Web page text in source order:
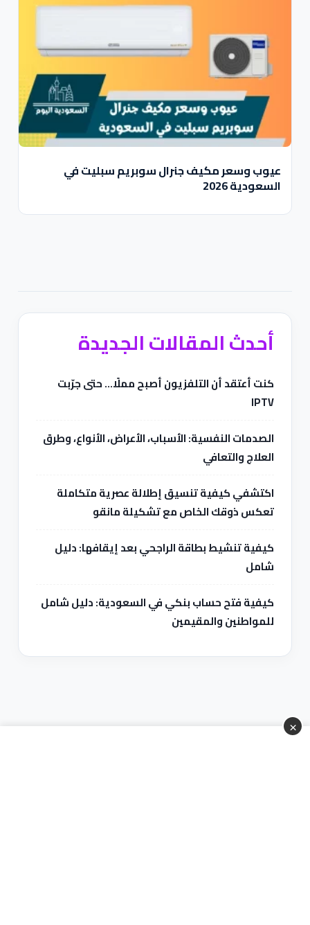
عيوب وسعر مكيف جنرال سوبريم سبليت في
السعودية 2026
أحدث المقالات الجديدة
كنت أعتقد أن التلفزيون أصبح مملًا… حتى جرّبت
IPTV
الصدمات النفسية: الأسباب، الأعراض، الأنواع، وطرق
العلاج والتعافي
اكتشفي كيفية تنسيق إطلالة عصرية متكاملة
تعكس ذوقك الخاص مع تشكيلة مانقو
كيفية تنشيط بطاقة الراجحي بعد إيقافها: دليل
شامل
كيفية فتح حساب بنكي في السعودية: دليل شامل
للمواطنين والمقيمين
×